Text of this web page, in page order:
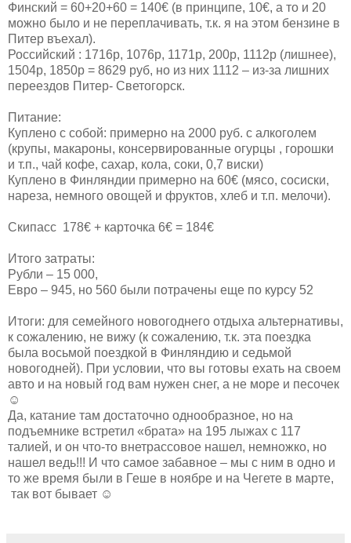
Финский = 60+20+60 = 140€ (в принципе, 10€, а то и 20
можно было и не переплачивать, т.к. я на этом бензине в
Питер въехал).
Российский : 1716р, 1076р, 1171р, 200р, 1112р (лишнее),
1504р, 1850р = 8629 руб, но из них 1112 – из-за лишних
переездов Питер- Светогорск.
Питание:
Куплено с собой: примерно на 2000 руб. с алкоголем
(крупы, макароны, консервированные огурцы , горошки
и т.п., чай кофе, сахар, кола, соки, 0,7 виски)
Куплено в Финляндии примерно на 60€ (мясо, сосиски,
нареза, немного овощей и фруктов, хлеб и т.п. мелочи).
Скипасс 178€ + карточка 6€ = 184€
Итого затраты:
Рубли – 15 000,
Евро – 945, но 560 были потрачены еще по курсу 52
Итоги: для семейного новогоднего отдыха альтернативы,
к сожалению, не вижу (к сожалению, т.к. эта поездка
была восьмой поездкой в Финляндию и седьмой
новогодней). При условии, что вы готовы ехать на своем
авто и на новый год вам нужен снег, а не море и песочек
☺
Да, катание там достаточно однообразное, но на
подъемнике встретил «брата» на 195 лыжах с 117
талией, и он что-то внетрассовое нашел, немножко, но
нашел ведь!!! И что самое забавное – мы с ним в одно и
то же время были в Геше в ноябре и на Чегете в марте,
так вот бывает ☺